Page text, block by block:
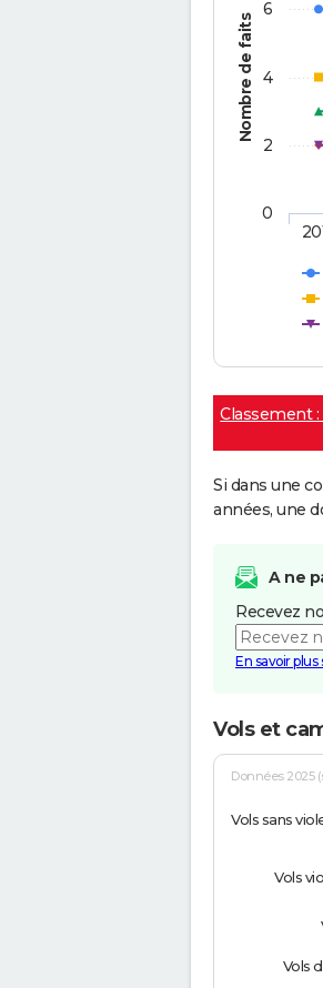
Nombre de faits
0
2
4
6
Classement
Si dans une
années, une
A ne
Recevez
En savoir
Vols et
Données 2025
Vols sans
Vols
Vols